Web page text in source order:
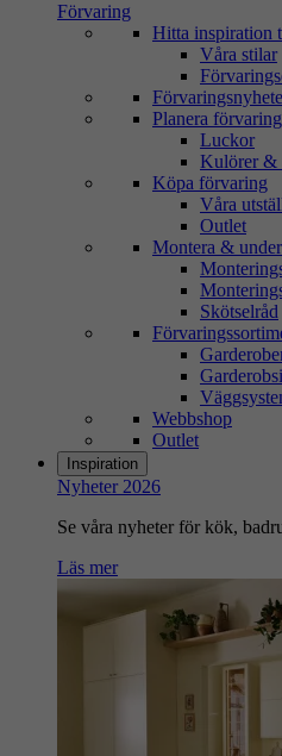
Förvaring
Hitta inspiration
Våra stilar
Planera förvaring
Luckor
Kulörer &
Köpa förvaring
Våra
Outlet
Montera &
Skötselråd
Webbshop
Outlet
Inspiration
Nyheter 2026
Se våra nyheter för kök,
Läs mer